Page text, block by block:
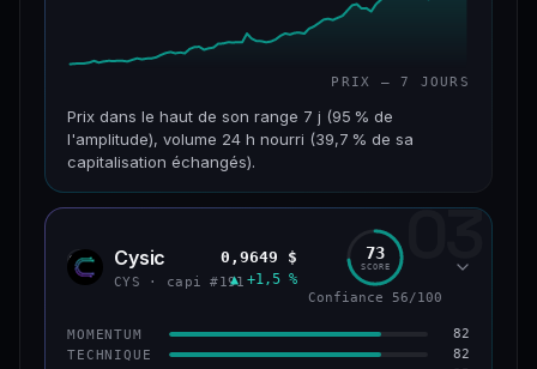
PRIX — 7 JOURS
Prix dans le haut de son range 7 j (95 % de
l'amplitude), volume 24 h nourri (39,7 % de sa
capitalisation échangés).
CAP. MARCHÉ VOLUME 24 H
VAR. 7 J VAR. 30 J
+203,1 %
VS ATH
03
CYS Cysic
CYS · capi #191
0,9649 $
▲ +1,5 %
73
SCORE
Confiance 56/100
MOMENTUM 82
TECHNIQUE 82